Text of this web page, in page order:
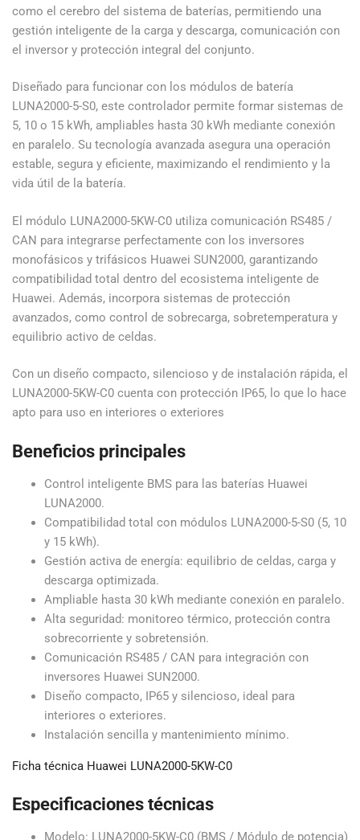
como el cerebro del sistema de baterías, permitiendo una
gestión inteligente de la carga y descarga, comunicación con
el inversor y protección integral del conjunto.
Diseñado para funcionar con los módulos de batería
LUNA2000-5-S0, este controlador permite formar sistemas de
5, 10 o 15 kWh, ampliables hasta 30 kWh mediante conexión
en paralelo. Su tecnología avanzada asegura una operación
estable, segura y eficiente, maximizando el rendimiento y la
vida útil de la batería.
El módulo LUNA2000-5KW-C0 utiliza comunicación RS485 /
CAN para integrarse perfectamente con los inversores
monofásicos y trifásicos Huawei SUN2000, garantizando
compatibilidad total dentro del ecosistema inteligente de
Huawei. Además, incorpora sistemas de protección
avanzados, como control de sobrecarga, sobretemperatura y
equilibrio activo de celdas.
Con un diseño compacto, silencioso y de instalación rápida, el
LUNA2000-5KW-C0 cuenta con protección IP65, lo que lo hace
apto para uso en interiores o exteriores
Beneficios principales
Control inteligente BMS para las baterías Huawei
LUNA2000.
Compatibilidad total con módulos LUNA2000-5-S0 (5, 10
y 15 kWh).
Gestión activa de energía: equilibrio de celdas, carga y
descarga optimizada.
Ampliable hasta 30 kWh mediante conexión en paralelo.
Alta seguridad: monitoreo térmico, protección contra
sobrecorriente y sobretensión.
Comunicación RS485 / CAN para integración con
inversores Huawei SUN2000.
Diseño compacto, IP65 y silencioso, ideal para
interiores o exteriores.
Instalación sencilla y mantenimiento mínimo.
Ficha técnica Huawei LUNA2000-5KW-C0
Especificaciones técnicas
Modelo: LUNA2000-5KW-C0 (BMS / Módulo de potencia)